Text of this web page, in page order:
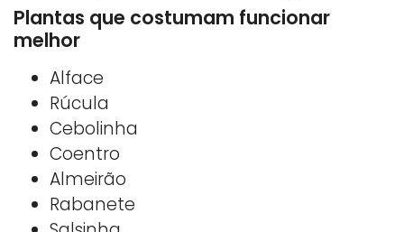
Plantas que costumam funcionar
melhor
Alface
Rúcula
Cebolinha
Coentro
Almeirão
Rabanete